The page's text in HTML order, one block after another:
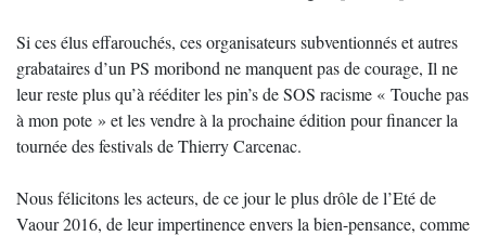
Si ces élus effarouchés, ces organisateurs subventionnés et autres
grabataires d’un PS moribond ne manquent pas de courage, Il ne
leur reste plus qu’à rééditer les pin’s de SOS racisme « Touche pas
à mon pote » et les vendre à la prochaine édition pour financer la
tournée des festivals de Thierry Carcenac.
Nous félicitons les acteurs, de ce jour le plus drôle de l’Eté de
Vaour 2016, de leur impertinence envers la bien-pensance, comme